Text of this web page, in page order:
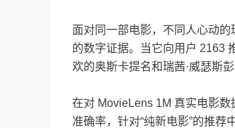
面对同一部电影，不同人心动
的数字证据。当它向用户 2163
欢的奥斯卡提名和瑞茜·威瑟斯彭
在对 MovieLens 1M 真实电影
准确率，针对“纯新电影”的推